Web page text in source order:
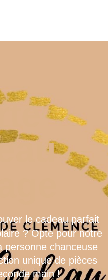
le cadeau parfait
? Opte pour notre
personne chanceuse
unique de pièces
main !